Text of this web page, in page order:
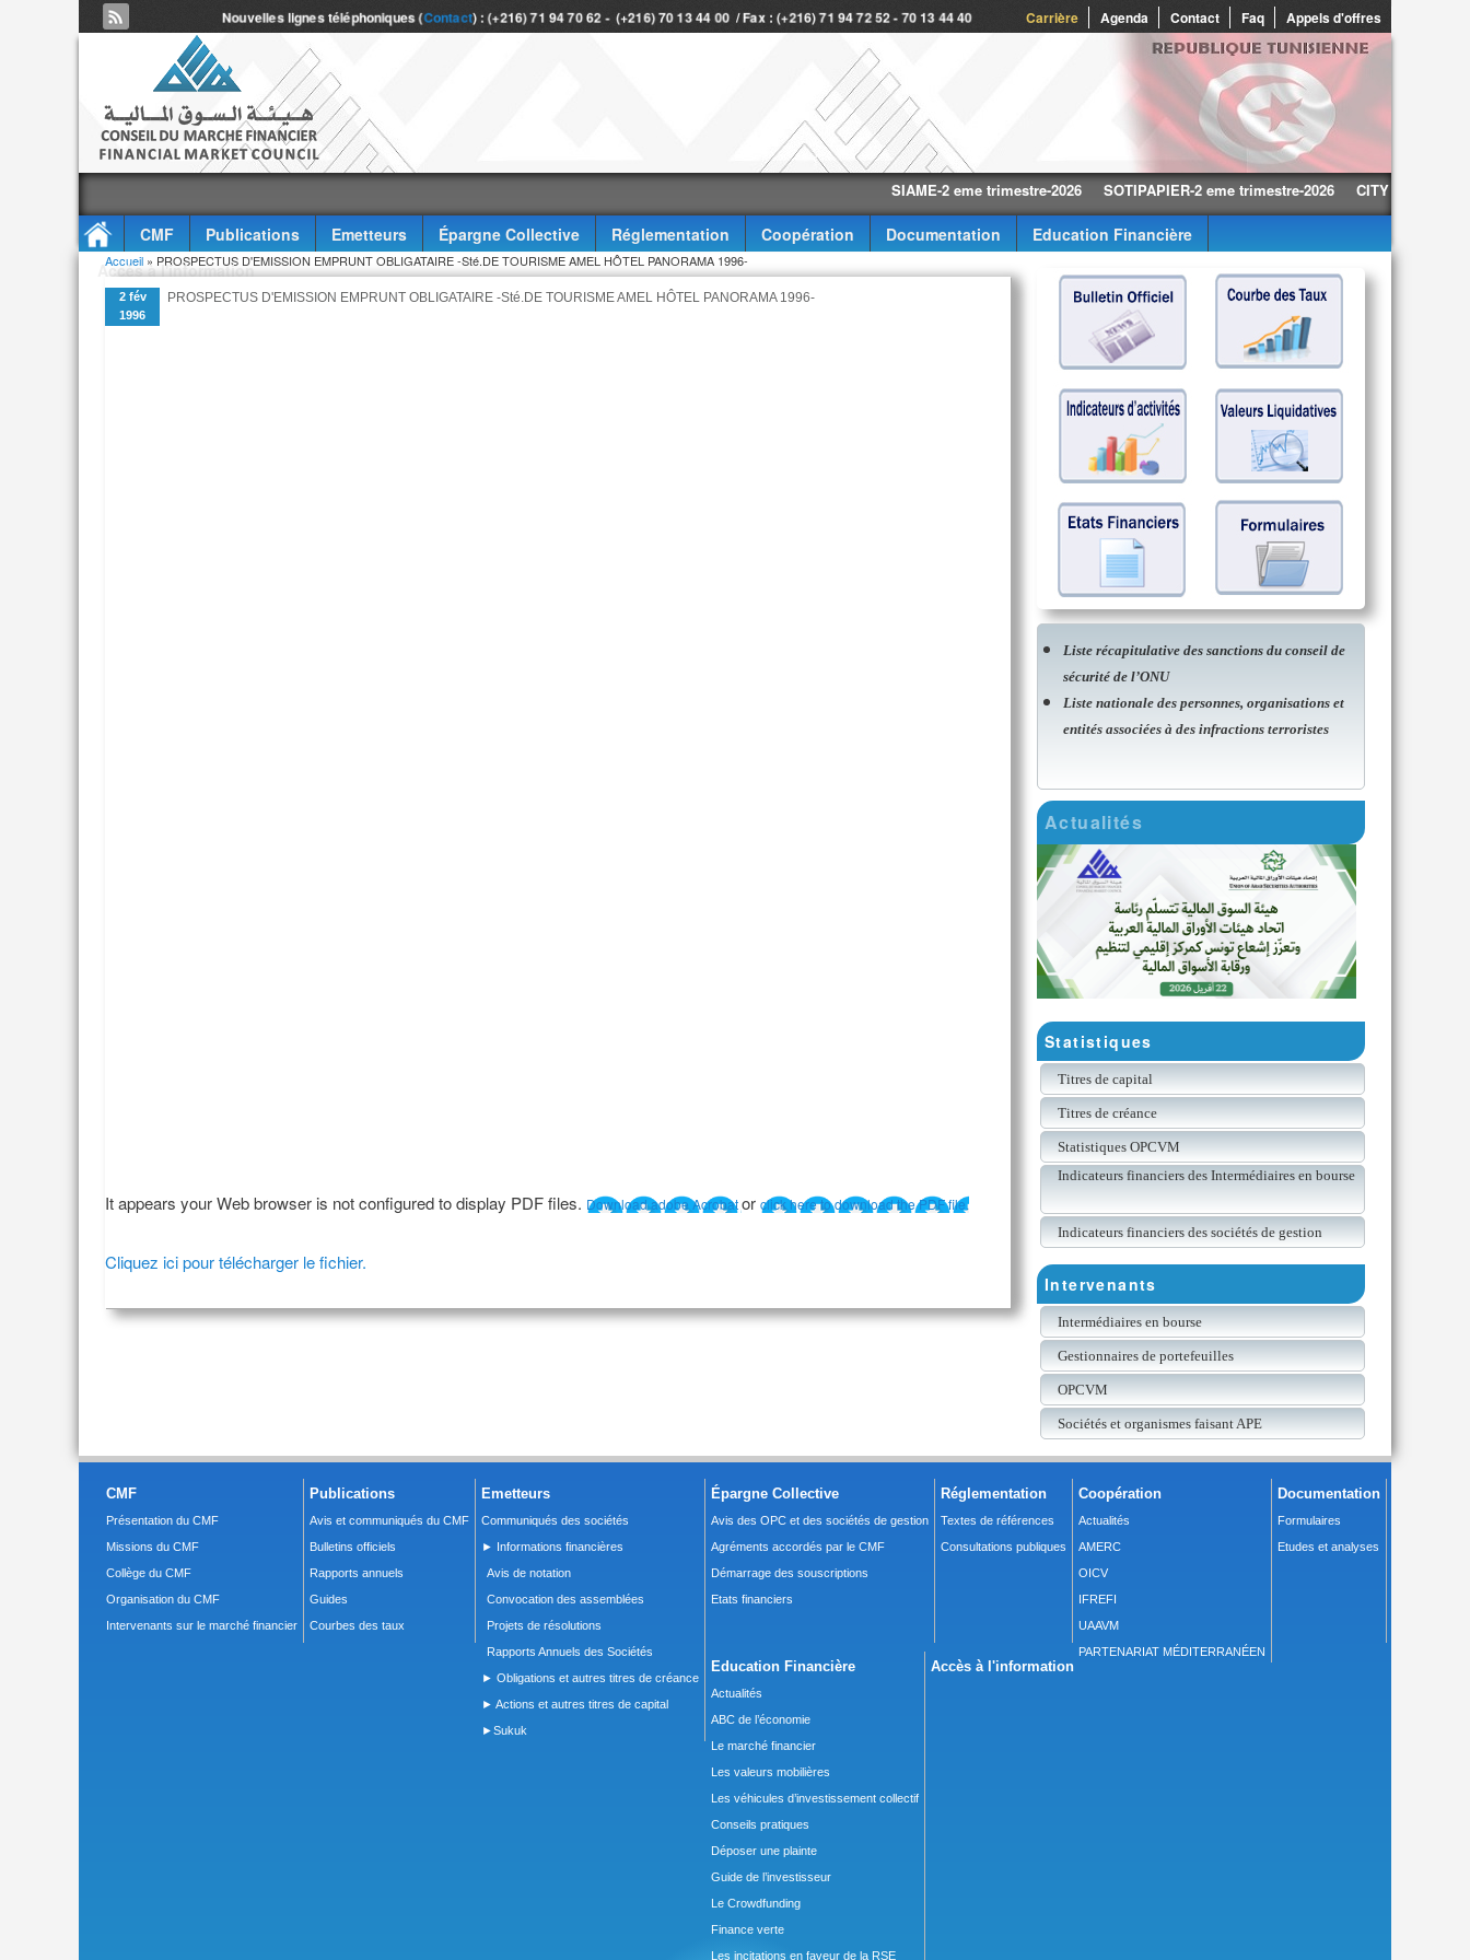
Carrière Agenda Contact Faq Appels d'offres
Nouvelles lignes téléphoniques (Contact) : (+216) 71 94 70 62 - (+216) 70 13 44 00 / Fax : (+216) 71 94 72 52 - 70 13 44 40
SIAME-2 eme trimestre-2026 SOTIPAPIER-2 eme trimestre-2026 CITY CARS-2 eme
CMF Publications Emetteurs Épargne Collective Réglementation Coopération Documentation
Education Financière
Accès à l'information
Vous êtes ici
Accueil » PROSPECTUS D'EMISSION EMPRUNT OBLIGATAIRE -Sté.DE TOURISME AMEL HÔTEL PANORAMA 1996-
2 fév
1996
PROSPECTUS D'EMISSION EMPRUNT OBLIGATAIRE -Sté.DE TOURISME AMEL HÔTEL PANORAMA 1996-
It appears your Web browser is not configured to display PDF files. Download adobe Acrobator click here to download the PDF file.
Cliquez ici pour télécharger le fichier.
Liste récapitulative des sanctions du conseil de
sécurité de l’ONU
Liste nationale des personnes, organisations et
entités associées à des infractions terroristes
Actualités
Statistiques
Titres de capital
Titres de créance
Statistiques OPCVM
Indicateurs financiers des Intermédiaires en bourse
Indicateurs financiers des sociétés de gestion
Intervenants
Intermédiaires en bourse
Gestionnaires de portefeuilles
OPCVM
Sociétés et organismes faisant APE
CMF
Présentation du CMF
Missions du CMF
Collège du CMF
Organisation du CMF
Intervenants sur le marché financier
Publications
Avis et communiqués du CMF
Bulletins officiels
Rapports annuels
Guides
Courbes des taux
Emetteurs
Communiqués des sociétés
► Informations financières
Avis de notation
Convocation des assemblées
Projets de résolutions
Rapports Annuels des Sociétés
► Obligations et autres titres de créance
► Actions et autres titres de capital
►Sukuk
Épargne Collective
Avis des OPC et des sociétés de gestion
Agréments accordés par le CMF
Démarrage des souscriptions
Etats financiers
Réglementation
Textes de références
Consultations publiques
Coopération
Actualités
AMERC
OICV
IFREFI
UAAVM
PARTENARIAT MÉDITERRANÉEN
Documentation
Formulaires
Etudes et analyses
Education Financière
Actualités
ABC de l’économie
Le marché financier
Les valeurs mobilières
Les véhicules d’investissement collectif
Conseils pratiques
Déposer une plainte
Guide de l’investisseur
Le Crowdfunding
Finance verte
Les incitations en faveur de la RSE
Accès à l'information